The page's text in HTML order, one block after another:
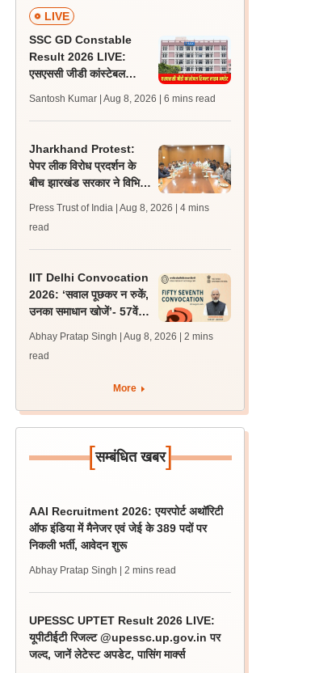
LIVE
SSC GD Constable
Result 2026 LIVE:
एसएससी जीडी कांस्टेबल
लेटेस्ट अपडेट, स्कोरकार्ड लिंक
Santosh Kumar | Aug 8, 2026 | 6 mins read
Jharkhand Protest:
पेपर लीक विरोध प्रदर्शन के
बीच झारखंड सरकार ने विभिन्न
Press Trust of India | Aug 8, 2026
| 4 mins
read
IIT Delhi Convocation
2026: ‘सवाल पूछकर न रुकें,
उनका समाधान खोजें’- 57वें
Abhay Pratap Singh | Aug 8, 2026
| 2 mins
read
More
[सम्बंधित खबर]
AAI Recruitment 2026: एयरपोर्ट अथॉरिटी
ऑफ इंडिया में मैनेजर एवं जेई के 389 पदों पर
निकली भर्ती, आवेदन शुरू
Abhay Pratap Singh | 2 mins read
UPESSC UPTET Result 2026 LIVE:
यूपीटीईटी रिजल्ट @upessc.up.gov.in पर
जल्द, जानें लेटेस्ट अपडेट, पासिंग मार्क्स